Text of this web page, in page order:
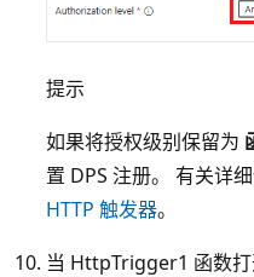
提示
如果将授权级别保留为
置 DPS 注册。 有关详
HTTP 触发器。
当 HttpTrigger1 函数打